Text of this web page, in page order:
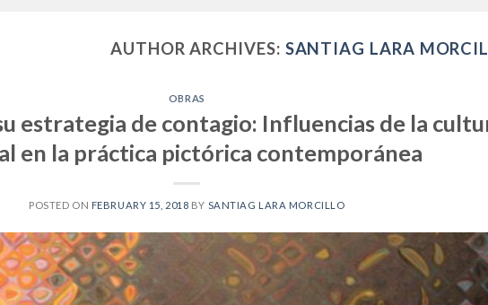
AUTHOR ARCHIVES: SANTIAG LARA
OBRAS
estrategia de contagio: Influencias de la
en la práctica pictórica contemporánea
POSTED ON FEBRUARY 15, 2018 BY SANTIAG LARA MORCILLO